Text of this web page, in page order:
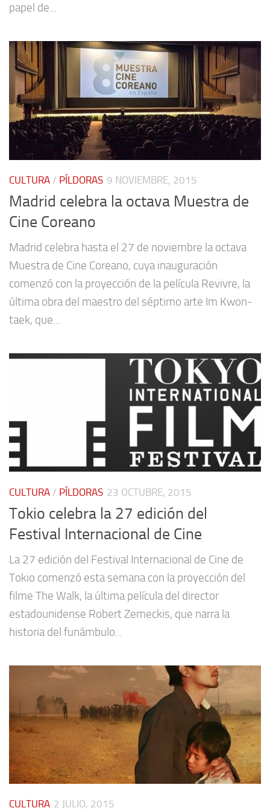
papel de...
CULTURA / PÍLDORAS 9 NOVIEMBRE, 2015
Madrid celebra la octava Muestra de
Cine Coreano
Madrid celebra hasta el 27 de noviembre la octava
Muestra de Cine Coreano, cuya inauguración
comenzó con la proyección de la película Revivre, la
última obra del maestro del séptimo arte Im Kwon-
taek, que...
CULTURA / PÍLDORAS 23 OCTUBRE, 2015
Tokio celebra la 27 edición del
Festival Internacional de Cine
La 27 edición del Festival Internacional de Cine de
Tokio comenzó esta semana con la proyección del
filme The Walk, la última película del director
estadounidense Robert Zemeckis, que narra la
historia del funámbulo...
CULTURA 2 JULIO, 2015